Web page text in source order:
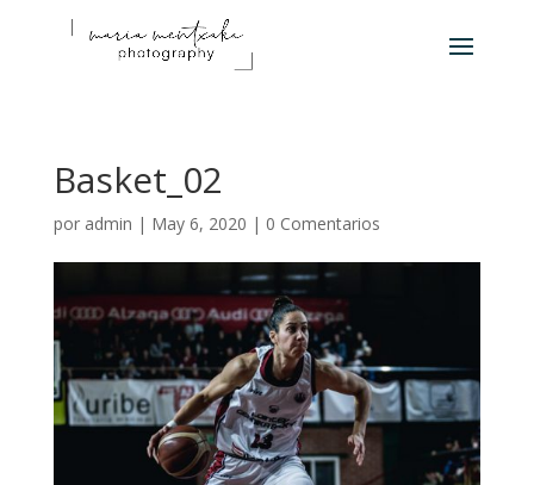
Basket_02
por admin | May 6, 2020 | 0 Comentarios